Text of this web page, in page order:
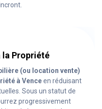
la Propriété
(ou location vente)
à Venceen réduisant
Sous un statut de
progressivement